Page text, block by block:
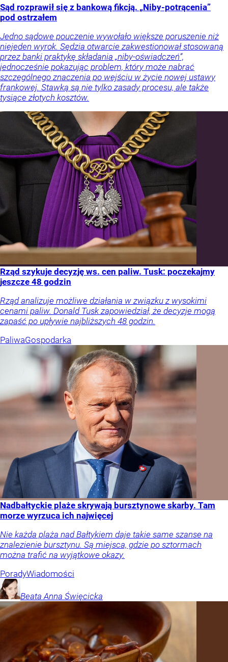
Sąd rozprawił się z bankową fikcją. „Niby-potrącenia”
pod ostrzałem
Jedno sądowe pouczenie wywołało większe poruszenie niż
niejeden wyrok. Sędzia otwarcie zakwestionował stosowaną
przez banki praktykę składania „niby-oświadczeń”,
jednocześnie pokazując problem, który może nabrać
szczególnego znaczenia po wejściu w życie nowej ustawy
frankowej. Stawką są nie tylko zasady procesu, ale także
tysiące złotych kosztów.
Rząd szykuje decyzję ws. cen paliw. Tusk: poczekajmy
jeszcze 48 godzin
Rząd analizuje możliwe działania w związku z wysokimi
cenami paliw. Donald Tusk zapowiedział, że decyzje mogą
zapaść po upływie najbliższych 48 godzin.
PaliwaGospodarka
Nadbałtyckie plaże skrywają bursztynowe skarby. Tam
morze wyrzuca ich najwięcej
Nie każda plaża nad Bałtykiem daje takie same szanse na
znalezienie bursztynu. Są miejsca, gdzie po sztormach
można trafić na wyjątkowe okazy.
PoradyWiadomości
Beata Anna Święcicka